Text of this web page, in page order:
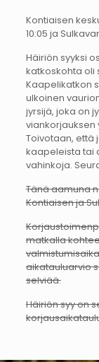
Kontiaisen
10:05 ja
Häiriön syyksi
katkoskohta oli
Kaapelikatkon
ulkoinen
jyrsijä, joka on
viankorjauksen
Toivotaan, että
kaapeleista tai
vahinkoja.
Tänä aamuna
Kontiaisen ja
matkalla
aikatauluarvio
selviää.
Häiriön syy on